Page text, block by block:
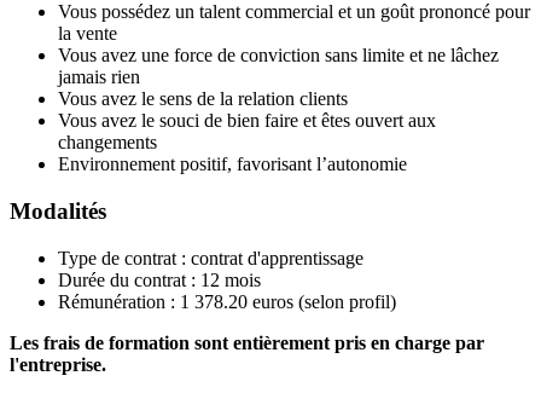
Vous possédez un talent commercial et un goût prononcé pour
la vente
Vous avez une force de conviction sans limite et ne lâchez
jamais rien
Vous avez le sens de la relation clients
Vous avez le souci de bien faire et êtes ouvert aux
changements
Environnement positif, favorisant l’autonomie
Modalités
Type de contrat : contrat d'apprentissage
Durée du contrat : 12 mois
Rémunération : 1 378.20 euros (selon profil)
Les frais de formation sont entièrement pris en charge par
l'entreprise.